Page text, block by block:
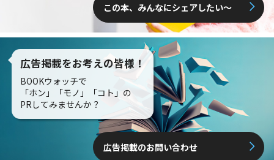
この本、みんなにシェアしたい〜
広告掲載をお考えの皆様！
BOOKウォッチで
「ホン」「モノ」「コト」の
PRしてみませんか？
広告掲載のお問い合わせ